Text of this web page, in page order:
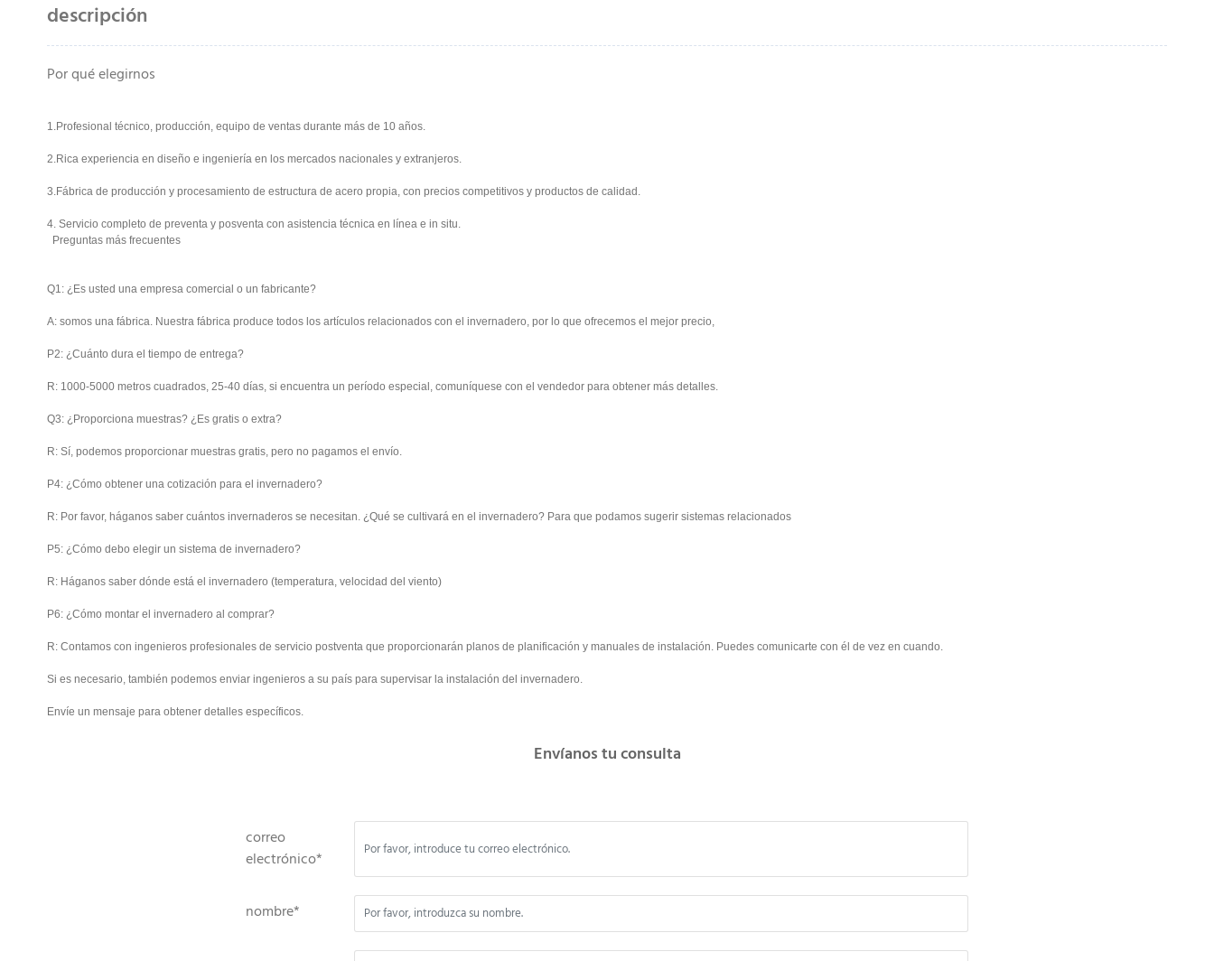
descripción
Por qué elegirnos
1.Profesional técnico, producción, equipo de ventas durante más de 10 años.
2.Rica experiencia en diseño e ingeniería en los mercados nacionales y extranjeros.
3.Fábrica de producción y procesamiento de estructura de acero propia, con precios competitivos y productos de calidad.
4. Servicio completo de preventa y posventa con asistencia técnica en línea e in situ.
Preguntas más frecuentes
Q1: ¿Es usted una empresa comercial o un fabricante?
A: somos una fábrica. Nuestra fábrica produce todos los artículos relacionados con el invernadero, por lo que ofrecemos el mejor precio,
P2: ¿Cuánto dura el tiempo de entrega?
R: 1000-5000 metros cuadrados, 25-40 días, si encuentra un período especial, comuníquese con el vendedor para obtener más detalles.
Q3: ¿Proporciona muestras? ¿Es gratis o extra?
R: Sí, podemos proporcionar muestras gratis, pero no pagamos el envío.
P4: ¿Cómo obtener una cotización para el invernadero?
R: Por favor, háganos saber cuántos invernaderos se necesitan. ¿Qué se cultivará en el invernadero? Para que podamos sugerir sistemas relacionados
P5: ¿Cómo debo elegir un sistema de invernadero?
R: Háganos saber dónde está el invernadero (temperatura, velocidad del viento)
P6: ¿Cómo montar el invernadero al comprar?
R: Contamos con ingenieros profesionales de servicio postventa que proporcionarán planos de planificación y manuales de instalación. Puedes comunicarte con él de vez en cuando.
Si es necesario, también podemos enviar ingenieros a su país para supervisar la instalación del invernadero.
Envíe un mensaje para obtener detalles específicos.
Envíanos tu consulta
correo
electrónico*
nombre*